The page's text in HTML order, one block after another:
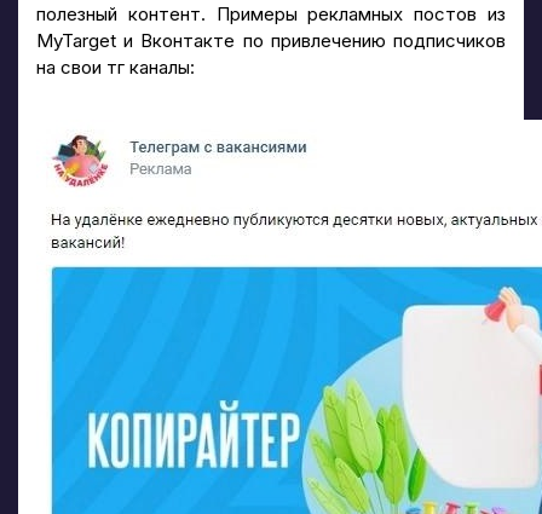
полезный контент. Примеры рекламных постов из
MyTarget и Вконтакте по привлечению подписчиков
на свои тг каналы: